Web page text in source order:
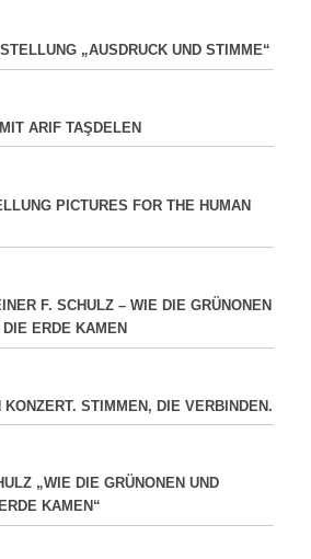
„AUSDRUCK UND STIMME“
ARIF TAŞDELEN
PICTURES FOR THE HUMAN
F. SCHULZ – WIE DIE GRÜNONEN
ERDE KAMEN
KONZERT. STIMMEN, DIE VERBINDEN.
„WIE DIE GRÜNONEN UND
KAMEN“